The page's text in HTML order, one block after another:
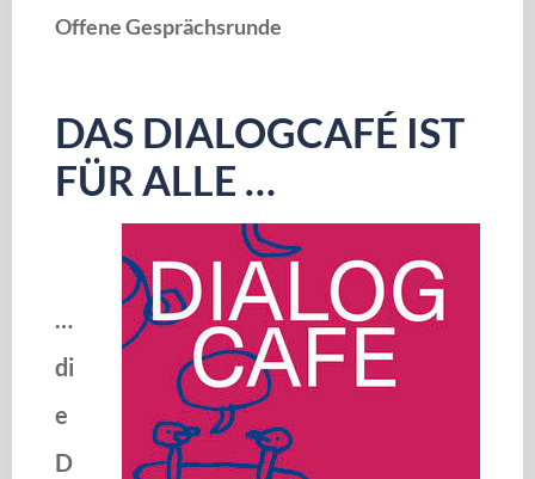
Offene Gesprächsrunde
DAS DIALOGCAFÉ IST
FÜR ALLE …
…
di
e
D